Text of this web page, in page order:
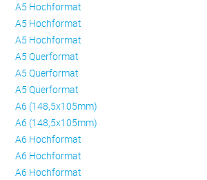
A5 Hochformat
A5 Hochformat
A5 Hochformat
A5 Querformat
A5 Querformat
A5 Querformat
A6 (148,5x105mm)
A6 (148,5x105mm)
A6 Hochformat
A6 Hochformat
A6 Hochformat